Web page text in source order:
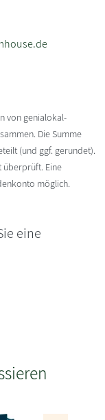
von genialokal-
Die Summe
(und ggf. gerundet).
überprüft. Eine
möglich.
eine